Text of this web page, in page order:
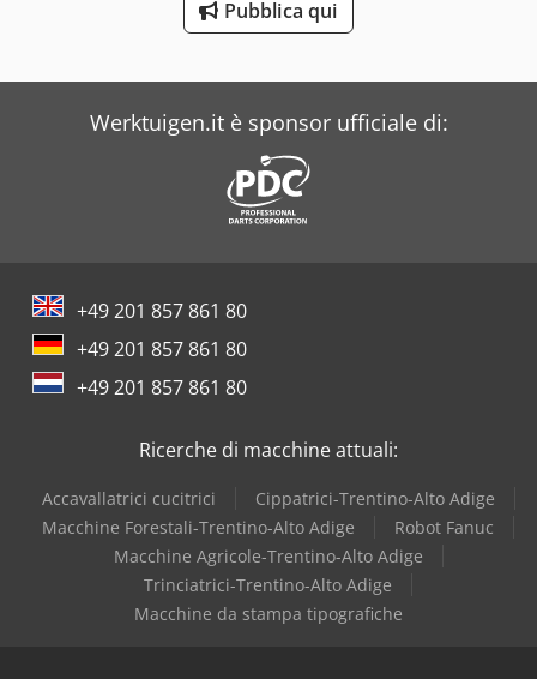
Pubblica qui
Werktuigen.it è sponsor ufficiale di:
+49 201 857 861 80
+49 201 857 861 80
+49 201 857 861 80
Ricerche di macchine attuali:
Accavallatrici cucitrici
Cippatrici-Trentino-Alto Adige
Macchine Forestali-Trentino-Alto Adige
Robot Fanuc
Macchine Agricole-Trentino-Alto Adige
Trinciatrici-Trentino-Alto Adige
Macchine da stampa tipografiche